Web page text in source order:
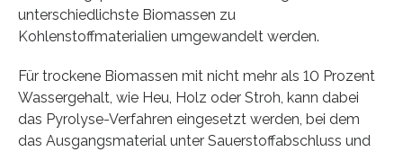
unterschiedlichste Biomassen zu
Kohlenstoffmaterialien umgewandelt werden.
Für trockene Biomassen mit nicht mehr als 10 Prozent
Wassergehalt, wie Heu, Holz oder Stroh, kann dabei
das Pyrolyse-Verfahren eingesetzt werden, bei dem
das Ausgangsmaterial unter Sauerstoffabschluss und